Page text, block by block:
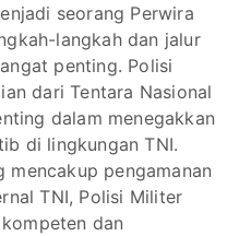
seorang Perwira
langkah dan jalur
penting. Polisi
dari Tentara Nasional
dalam menegakkan
di lingkungan TNI.
mencakup pengamanan
TNI, Polisi Militer
dan